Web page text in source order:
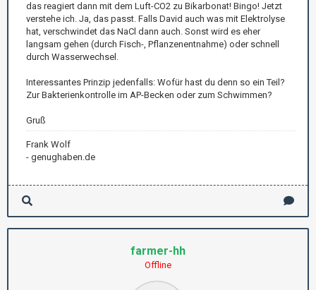
das reagiert dann mit dem Luft-CO2 zu Bikarbonat! Bingo! Jetzt
verstehe ich. Ja, das passt. Falls David auch was mit Elektrolyse
hat, verschwindet das NaCl dann auch. Sonst wird es eher
langsam gehen (durch Fisch-, Pflanzenentnahme) oder schnell
durch Wasserwechsel.
Interessantes Prinzip jedenfalls: Wofür hast du denn so ein Teil?
Zur Bakterienkontrolle im AP-Becken oder zum Schwimmen?
Gruß
Frank Wolf
- genughaben.de
farmer-hh
Offline